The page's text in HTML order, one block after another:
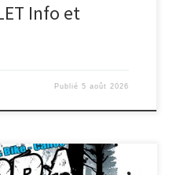
Info et
Publié5 août 2026